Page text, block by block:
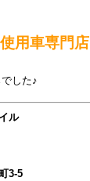
用車専門店
でした♪
ル
3-5